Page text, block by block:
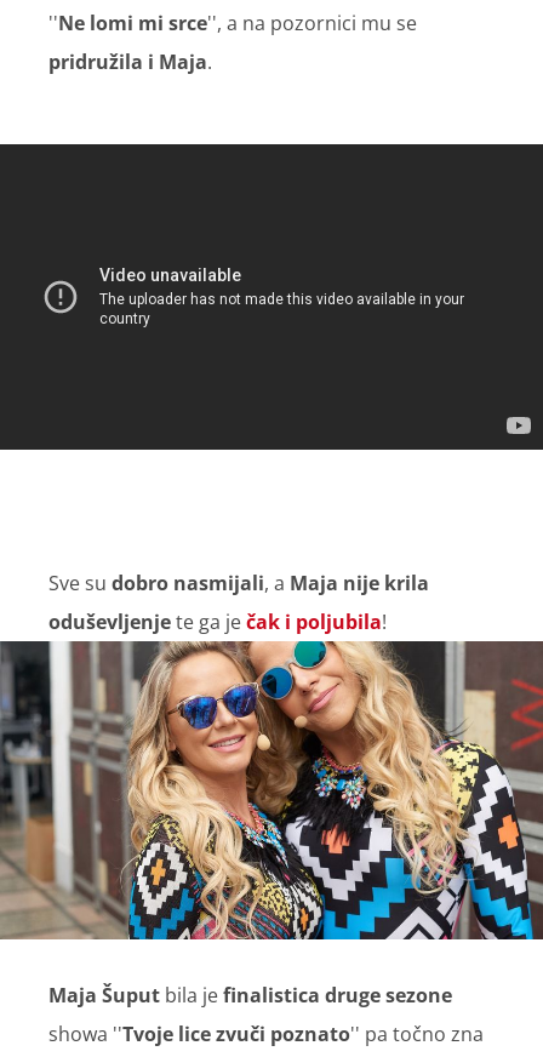
''Ne lomi mi srce'', a na pozornici mu se
pridružila i Maja.
Sve su dobro nasmijali, a Maja nije krila
oduševljenjete ga ječak i poljubila!
Maja Šuput bila jefinalistica druge sezone
showa ''Tvoje lice zvuči poznato'' pa točno zna